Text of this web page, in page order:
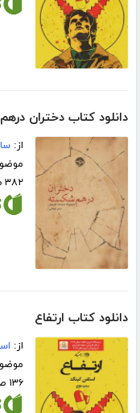
دانلود کتاب دختران
از:
۳۸۲ صفحه
دانلود کتاب ارتفاع
از:
۱۳۶ صفحه